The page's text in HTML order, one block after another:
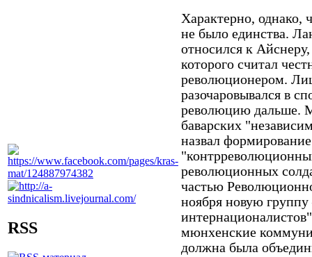
RSS
Характерно, однако,
не было единства.
относился к
которого считал
революционером.
разочаровывался в
революцию дальше.
баварских
назвал
революционных
частью
ноября новую
мюнхенские
должна была